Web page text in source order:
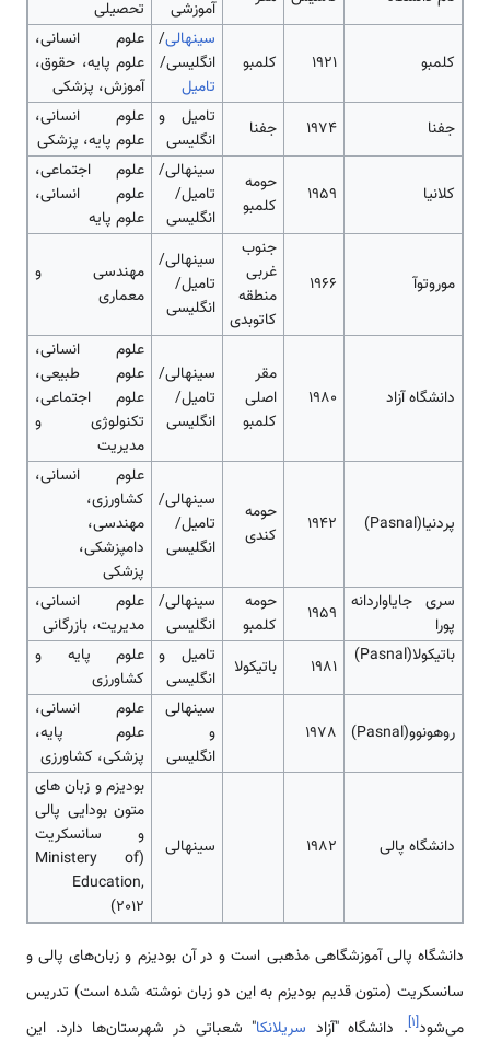
آموزشی تحصیلی
کلمبو 1921 کلمبو
سینهالی/
انگلیسی/
تامیل
علوم انسانی،
علوم پایه، حقوق،
آموزش، پزشکی
جفنا
1974 جفنا
تامیل و
انگلیسی
علوم انسانی،
علوم پایه، پزشکی
کلانیا 1959
حومه
کلمبو
سینهالی/
تامیل/
انگلیسی
علوم اجتماعی،
علوم انسانی،
علوم پایه
موروتوآ 1966
جنوب
غربی
منطقه
کاتوبدی
سینهالی/
تامیل/
انگلیسی
مهندسی و
معماری
دانشگاه آزاد 1980
مقر
اصلی
کلمبو
سینهالی/
تامیل/
انگلیسی
علوم انسانی،
علوم طبیعی،
علوم اجتماعی،
تکنولوژی و
مدیریت
پردنیا(Pasnal) 1942
حومه
کندی
سینهالی/
تامیل/
انگلیسی
علوم انسانی،
کشاورزی،
مهندسی،
دامپزشکی،
پزشکی
سری جایاواردانه
پورا
1959
حومه
کلمبو
سینهالی/
انگلیسی
علوم انسانی،
مدیریت، بازرگانی
باتیکولا(Pasnal)
1981 باتیکولا
تامیل و
انگلیسی
علوم پایه و
کشاورزی
روهونوو(Pasnal) 1978
سینهالی
و
انگلیسی
علوم انسانی،
علوم پایه،
پزشکی، کشاورزی
دانشگاه پالی 1982 سینهالی
بودیزم و زبان های
متون بودایی پالی
و سانسکریت
(Ministery of
Education,
2012)
دانشگاه پالی آموزشگاهی مذهبی است و در آن بودیزم و زبان‌های پالی و
سانسکریت (متون قدیم بودیزم به این دو زبان نوشته شده است) تدریس
می‌شود[۱]. دانشگاه "آزاد سریلانکا" شعباتی در شهرستان‌ها دارد. این